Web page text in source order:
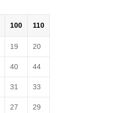
100 110
19 20
40 44
31 33
27 29